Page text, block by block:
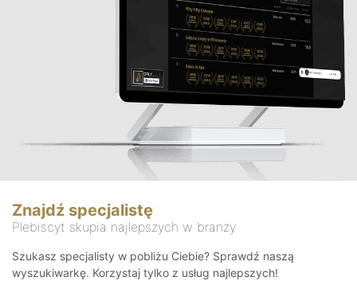
Znajdź specjalistę
Plebiscyt skupia najlepszych w branży
Szukasz specjalisty w pobliżu Ciebie? Sprawdź naszą
wyszukiwarkę. Korzystaj tylko z usług najlepszych!